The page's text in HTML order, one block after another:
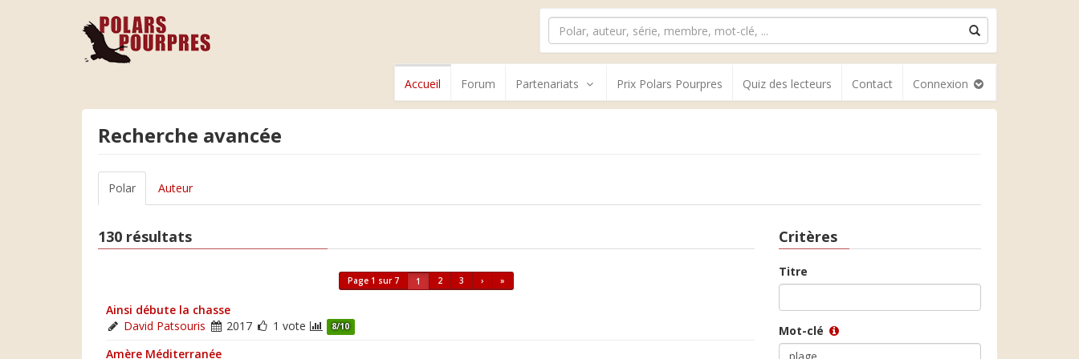
Accueil Forum Partenariats Prix Polars Pourpres Quiz des lecteurs Contact Connexion
Recherche avancée
Polar Auteur
130 résultats
Page 1 sur 7 1 2 3 › »
Ainsi débute la chasse
David Patsouris
2017 1 vote 8/10
Amère Méditerranée
Critères
Titre
Mot-clé